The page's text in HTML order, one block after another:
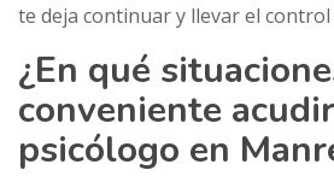
te deja continuar y llevar el
¿En qué
conveniente
psicólogo en